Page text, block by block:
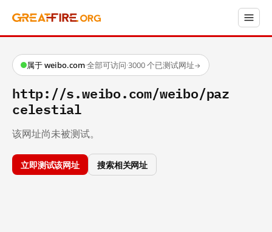
属于 weibo.com·全部可访问·3000 个已测试网址→
http://s.weibo.com/weibo/paz
celestial
该网址尚未被测试。
立即测试该网址 搜索相关网址